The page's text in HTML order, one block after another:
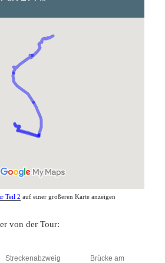
Teil 2 auf einer größeren Karte anzeigen
von der Tour:
Streckenabzweig
Brücke am